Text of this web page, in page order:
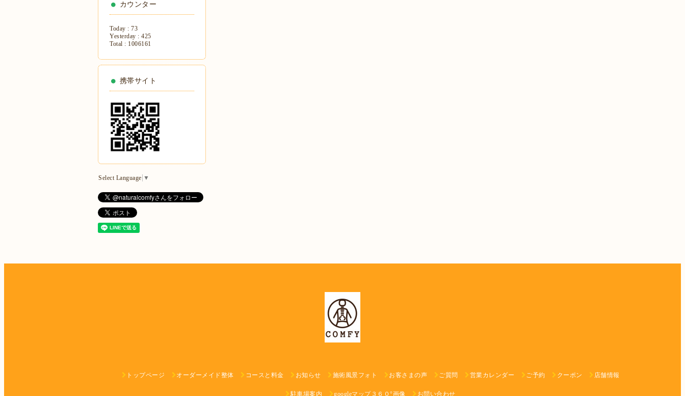
カウンター
Today : 73
Yesterday : 425
Total : 1006161
携帯サイト
Select Language ▼
トップページ オーダーメイド整体 コースと料金 お知らせ 施術風景フォト お客さまの声 ご質問 営業カレンダー ご予約 クーポン 店舗情報
駐車場案内 googleマップ３６０°画像 お問い合わせ